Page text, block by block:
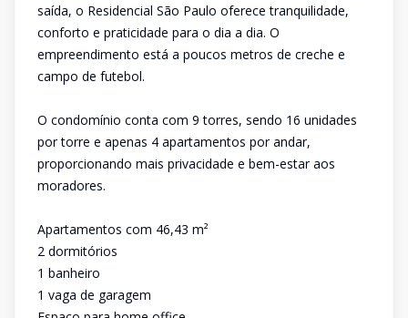
saída, o Residencial São Paulo oferece tranquilidade,
conforto e praticidade para o dia a dia. O
empreendimento está a poucos metros de creche e
campo de futebol.
O condomínio conta com 9 torres, sendo 16 unidades
por torre e apenas 4 apartamentos por andar,
proporcionando mais privacidade e bem-estar aos
moradores.
Apartamentos com 46,43 m²
2 dormitórios
1 banheiro
1 vaga de garagem